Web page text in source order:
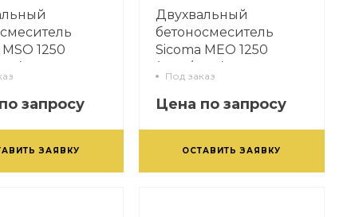
1250
запросу
ЗАЯВКУ
Двухвальный
бетоносмеситель
Sicoma MEO 1250
Под заказ
Цена по запросу
ОСТАВИТЬ ЗАЯВКУ